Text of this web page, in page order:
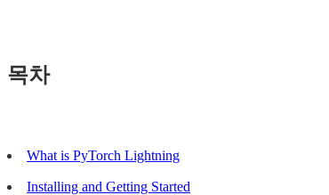
목차
What is PyTorch Lightning
Installing and Getting Started